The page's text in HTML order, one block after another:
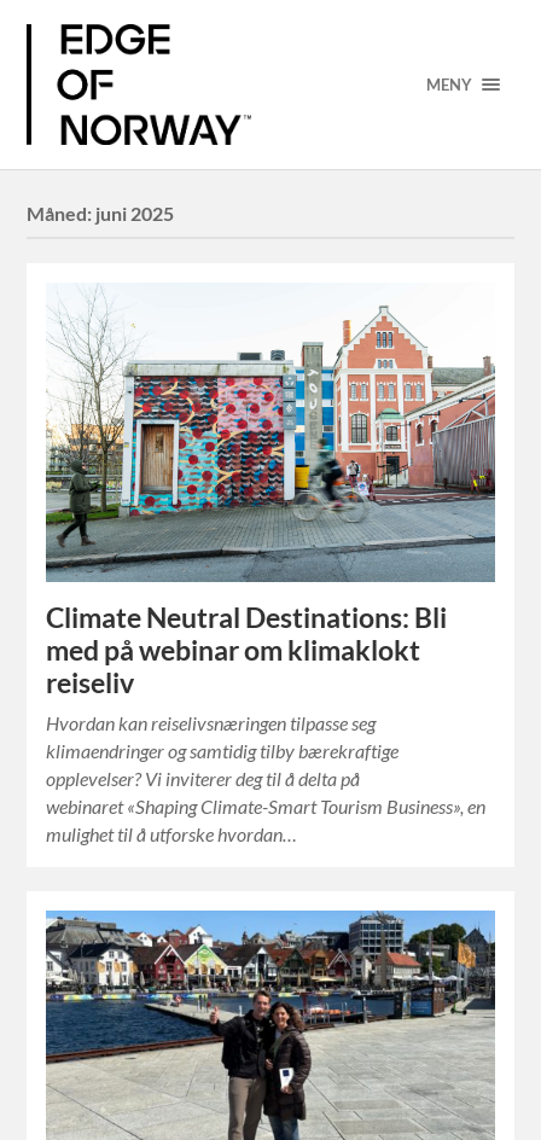
MENY
Måned: juni 2025
Climate Neutral Destinations: Bli
med på webinar om klimaklokt
reiseliv
Hvordan kan reiselivsnæringen tilpasse seg
klimaendringer og samtidig tilby bærekraftige
opplevelser? Vi inviterer deg til å delta på
webinaret «Shaping Climate-Smart Tourism Business», en
mulighet til å utforske hvordan…